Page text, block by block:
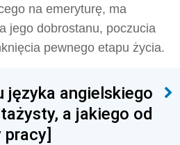
na emeryturę, ma
jego dobrostanu, poczucia
pewnego etapu życia.
języka angielskiego
a jakiego od